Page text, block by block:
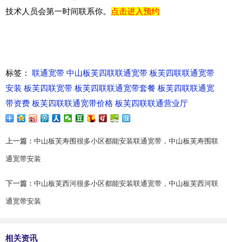
技术人员会第一时间联系你。
点击进入预约
标签：联通宽带 中山板芙四联联通宽带 板芙四联联通宽带
安装 板芙四联宽带 板芙四联联通宽带套餐 板芙四联联通宽
带资费 板芙四联联通宽带价格 板芙四联联通营业厅
上一篇：中山板芙寿围很多小区都能安装联通宽带，中山板芙寿围联
通宽带安装
下一篇：中山板芙西河很多小区都能安装联通宽带，中山板芙西河联
通宽带安装
相关资讯